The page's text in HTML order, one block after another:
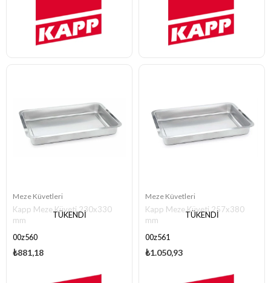
TÜKENDI
Meze Küvetleri
Kapp Meze Küveti 230x330
mm
00z560
₺881,18
TÜKENDI
Meze Küvetleri
Kapp Meze Küveti 257x380
mm
00z561
₺1.050,93